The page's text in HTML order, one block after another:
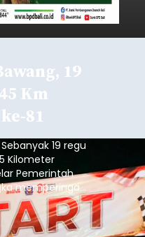
19
Km
81
Sebanyak 19 regu
Kilometer
Pemerintah
memperingati
Indonesia.
Sepak Bola
8/2026) malam.